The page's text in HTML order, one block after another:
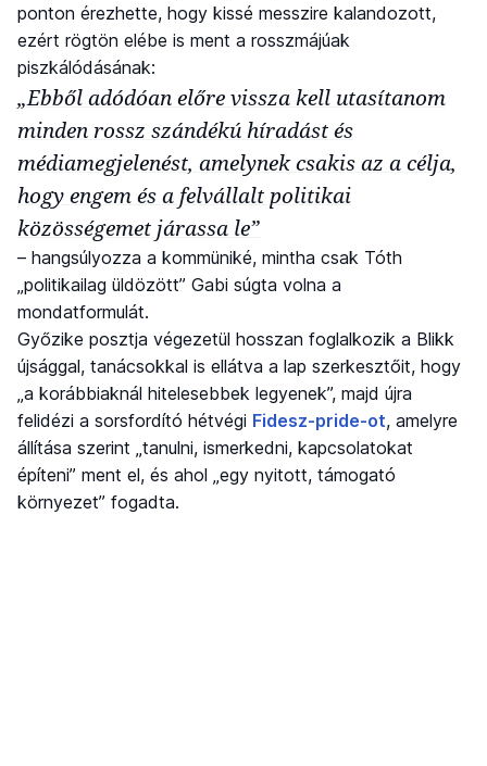
ponton érezhette, hogy kissé messzire kalandozott,
ezért rögtön elébe is ment a rosszmájúak
piszkálódásának:
„Ebből adódóan előre vissza kell utasítanom
minden rossz szándékú híradást és
médiamegjelenést, amelynek csakis az a célja,
hogy engem és a felvállalt politikai
közösségemet járassa le”
– hangsúlyozza a kommüniké, mintha csak Tóth
„politikailag üldözött” Gabi súgta volna a
mondatformulát.
Győzike posztja végezetül hosszan foglalkozik a Blikk
újsággal, tanácsokkal is ellátva a lap szerkesztőit, hogy
„a korábbiaknál hitelesebbek legyenek”, majd újra
felidézi a sorsfordító hétvégi Fidesz-pride-ot, amelyre
állítása szerint „tanulni, ismerkedni, kapcsolatokat
építeni” ment el, és ahol „egy nyitott, támogató
környezet” fogadta.